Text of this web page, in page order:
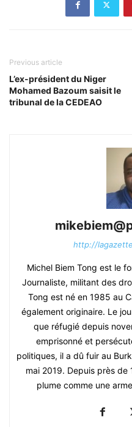
Previous article
L’ex-président du Niger
Mohamed Bazoum saisit le
tribunal de la CEDEAO
http://
Michel Biem Tong est le
Journaliste, militant des
Tong est né en 1985 au
également originaire. Le
que réfugié depuis
emprisonné et
politiques, il a dû fuir au
mai 2019. Depuis près de
plume comme une